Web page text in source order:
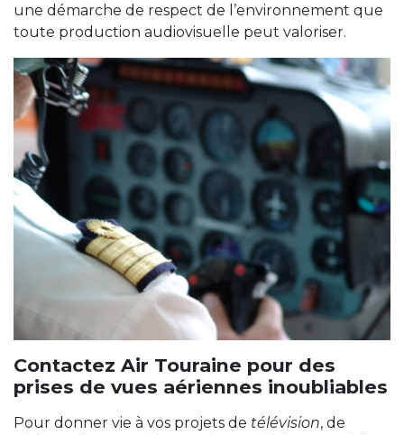
une démarche de respect de l’environnement que
toute production audiovisuelle peut valoriser.
Contactez Air Touraine pour des
prises de vues aériennes inoubliables
Pour donner vie à vos projets de télévision, de